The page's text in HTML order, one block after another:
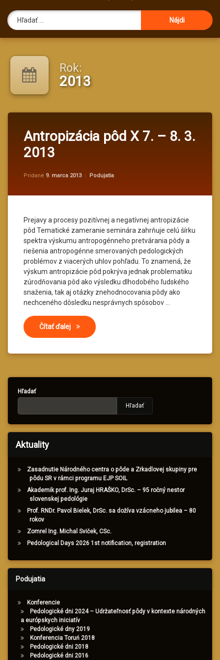
Rok:
2013
Antropizácia pôd X 7. – 8. 3.
2013
Pridané 9. marca 2013
Aktualizované
od administrator@kv
Kategórie:
Podujatia
Prejavy a procesy pozitívnej a negatívnej antropizácie
pôd Tematické zameranie seminára zahrňuje celú šírku
spektra výskumu antropogénneho pretvárania pôdy a
riešenia antropogénne smerovaných pedologických
problémov z viacerých uhlov pohľadu. To znamená, že
výskum antropizácie pôd pokrýva jednak problematiku
zúrodňovania pôd ako výsledku dlhodobého ľudského
snaženia, tak aj otázky znehodnocovania pôdy ako
nechceného dôsledku nesprávnych spôsobov …
Čítať ďalej Antropizácia pôd X 7. – 8. 3. 2013
Hľadať
Hľadať
Aktuality
Zasadnutie Národného centra o pôde a Zrkadlovej skupiny pre
pôdu SR v rámci programu EJP SOIL
Akademik prof. Ing. Juraj HRAŠKO, DrSc. – 95 ročný nestor
slovenskej pedológie
Prof. RNDr. Pavol Bielek, DrSc. sa dožíva vzácneho jubilea – 80
rokov
Zomrel Ing. Michal Sviček, CSc.
Pedological Days 2026 1st notification, registration
Podujatia
Konferencie
Pedologické dni 2024 – Udržateľnosť pôdy v kontexte národných
a európskych iniciatív
Pedologické dny 2019
Konferencia Toruń 2018
Pedologické dni 2018
Pedologické dni 2016